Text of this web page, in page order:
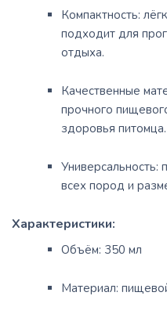
Компактность:
подходит для
отдыха.
Качественные
прочного
здоровья питомца.
Универсальность:
всех пород и
Характеристики:
Объём: 350 мл
Материал: